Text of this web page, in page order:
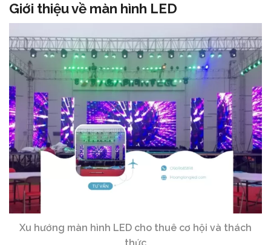
Giới thiệu về màn hình LED
Xu hướng màn hình LED cho thuê cơ hội và thách